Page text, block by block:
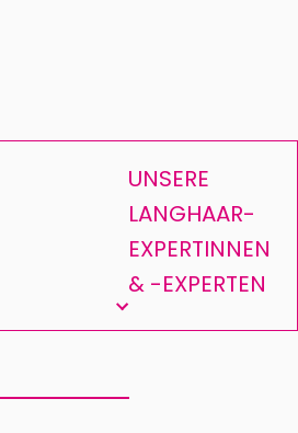
UNSERE
LANGHAAR-
EXPERTINNEN
& -EXPERTEN